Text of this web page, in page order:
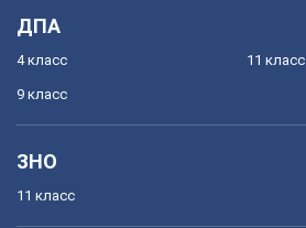
ДПА
4 класс
9 класс
11 класс
ЗНО
11 класс